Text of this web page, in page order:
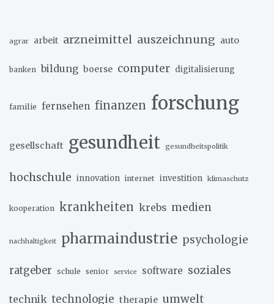
agrar arbeit arzneimittel auszeichnung auto
banken bildung boerse computer digitalisierung
familie fernsehen finanzen forschung
gesellschaft gesundheit gesundheitspolitik
hochschule innovation internet investition klimaschutz
kooperation krankheiten krebs medien
nachhaltigkeit pharmaindustrie psychologie
ratgeber schule senior service software soziales
technik technologie therapie umwelt